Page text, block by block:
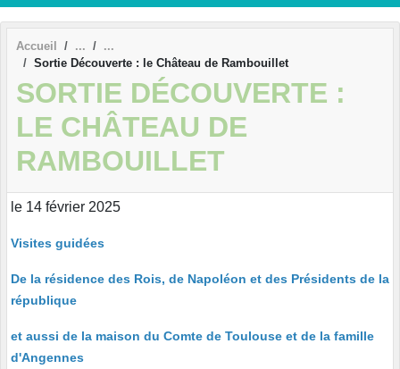
Accueil
Sortie Découverte : le Château de Rambouillet
SORTIE DÉCOUVERTE :
LE CHÂTEAU DE
RAMBOUILLET
le 14 février 2025
Visites guidées
De la résidence des Rois, de Napoléon et des Présidents de la
république
et aussi de la maison du Comte de Toulouse et de la famille
d'Angennes